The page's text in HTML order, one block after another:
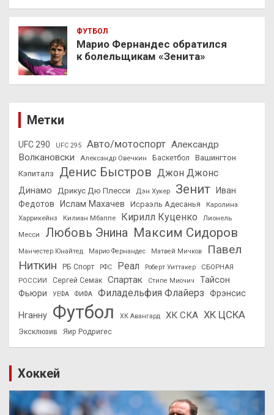
ФУТБОЛ
Марио Фернандес обратился
к болельщикам «Зенита»
Метки
UFC 290 UFC 295 Авто/мотоспорт Александр
Волкановски
Александр Овечкин Баскетбол
Вашингтон
Кэпиталз
Денис Быстров Джон Джонс
Динамо Дрикус Дю Плесси Дэн Хукер Зенит
Иван
Федотов
Ислам Махачев Исраэль Адесанья
Каролина
Харрикейнз
Килиан Мбаппе Кирилл Куценко
Лионель
Месси
Любовь Энина Максим Сидоров
Манчестер Юнайтед Марио Фернандес Матвей Мичков
Павел
Ниткин
РБ Спорт РФС Реал Роберт Уиттакер
СБОРНАЯ
РОССИИ
Сергей Семак Спартак Стипе Миочич
Тайсон
Фьюри
УЕФА ФИФА Филадельфия Флайерз Фрэнсис
Нганну Футбол ХК Авангард ХК СКА ХК ЦСКА
Эксклюзив Яир Родригес
Хоккей